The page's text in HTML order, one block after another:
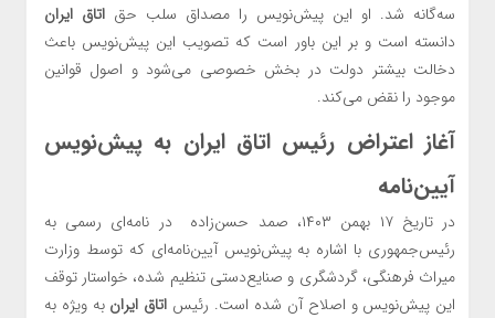
سه‌گانه شد. او این پیش‌نویس را مصداق سلب حقاتاق ایران
دانسته است و بر این باور است که تصویب این پیش‌نویس باعث
دخالت بیشتر دولت در بخش خصوصی می‌شود و اصول قوانین
موجود را نقض می‌کند.
آغاز اعتراض رئیس اتاق ایران به پیش‌نویس
آیین‌نامه
در تاریخ ۱۷ بهمن ۱۴۰۳، صمد حسن‌زاده در نامه‌ای رسمی به
رئیس‌جمهوری با اشاره به پیش‌نویس آیین‌نامه‌ای که توسط وزارت
میراث فرهنگی، گردشگری و صنایع‌دستی تنظیم شده، خواستار توقف
این پیش‌نویس و اصلاح آن شده است. رئیس اتاق ایران به ویژه به